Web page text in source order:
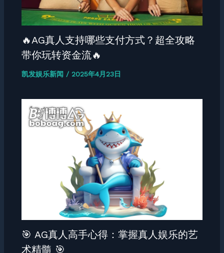
🔥AG真人支持哪些支付方式？超全攻略
带你玩转资金流🔥
凯发娱乐新闻 / 2025年4月23日
🎯 AG真人高手心得：掌握真人娱乐的艺
术精髓 🎯